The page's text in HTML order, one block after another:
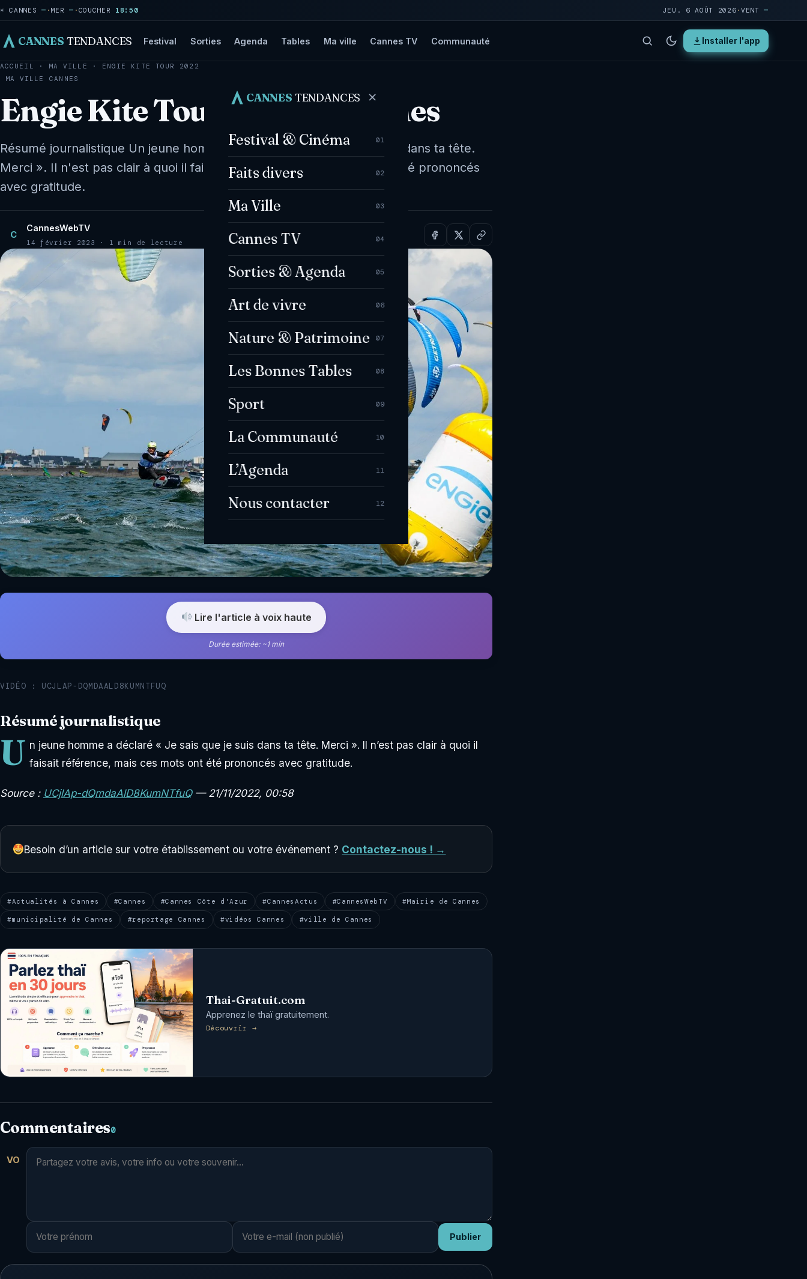
☀ CANNES— · MER— · COUCHER 18:50 JEU. 6 AOÛT 2026 · VENT—
CANNES TENDANCES Festival Sorties Agenda Tables Ma ville Cannes TV Communauté Installer l'app
CANNES TENDANCES
Festival & Cinéma 01
Faits divers 02
Ma Ville 03
Cannes TV 04
Sorties & Agenda 05
Art de vivre 06
Nature & Patrimoine 07
Les Bonnes Tables 08
Sport 09
La Communauté 10
L’Agenda 11
Nous contacter 12
ACCUEIL · MA VILLE · ENGIE KITE TOUR 2022 À CANNES
MA VILLE
CANNES
Engie Kite Tour 2022 à Cannes
Résumé journalistique Un jeune homme a déclaré « Je sais que je suis dans ta tête.
Merci ». Il n'est pas clair à quoi il faisait référence, mais ces mots ont été prononcés
avec gratitude.
C
CannesWebTV
14 février 2023 · 1 min de lecture
Lire l'article à voix haute
Durée estimée: ~1 min
VIDÉO : UCJLAP-DQMDAALD8KUMNTFUQ
Résumé journalistique
U n jeune homme a déclaré « Je sais que je suis dans ta tête. Merci ». Il n’est pas clair à quoi il
faisait référence, mais ces mots ont été prononcés avec gratitude.
Source : UCjlAp-dQmdaAlD8KumNTfuQ— 21/11/2022, 00:58
Besoin d’un article sur votre établissement ou votre événement ? Contactez-nous ! →
#Actualités à Cannes #Cannes #Cannes Côte d'Azur #CannesActus #CannesWebTV #Mairie de Cannes
#municipalité de Cannes #reportage Cannes #vidéos Cannes #ville de Cannes
Thai-Gratuit.com
Apprenez le thaï gratuitement.
Découvrir →
Commentaires0
VO
Publier